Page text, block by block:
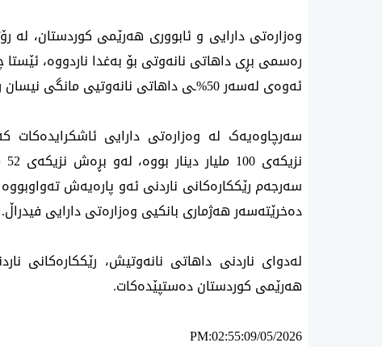
وه‌زاره‌تی دارایی ‌و ئابووری هه‌رێمی كوردستان،
ر‌ه‌سمی بڕ‌ی داهاتی نانه‌وتی بۆ به‌غدا ناردووه‌،
ئه‌وه‌ی له‌سه‌ر 50%ـی داهاتی نانه‌وتیی مانگی نیسان ره‌وانه‌ی به‌غدادی بكه‌ن
سەرچاوەیەک لە وه‌زاره‌تی دارایی
سه‌رجه‌م رێككاره‌كانی ناردنی ئه‌و پاره‌یه‌ش
ده‌خرێته‌سه‌ر هه‌ژماری بانكیی وه‌زاره‌تی دارایی فیدراڵ.
له‌دوای ناردنی داهاتی نانه‌وتیش، رێككاره‌كانی
هه‌رێمی كوردستان ده‌ستپێده‌كات.
PM:02:55:09/05/2026